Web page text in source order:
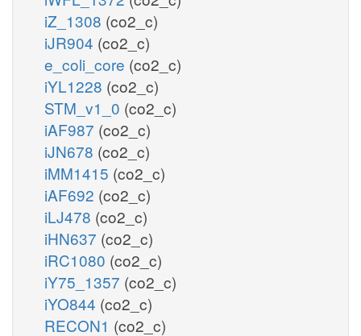
iZ_1308 (co2_c)
iJR904 (co2_c)
e_coli_core (co2_c)
iYL1228 (co2_c)
STM_v1_0 (co2_c)
iAF987 (co2_c)
iJN678 (co2_c)
iMM1415 (co2_c)
iAF692 (co2_c)
iLJ478 (co2_c)
iHN637 (co2_c)
iRC1080 (co2_c)
iY75_1357 (co2_c)
iYO844 (co2_c)
RECON1 (co2_c)